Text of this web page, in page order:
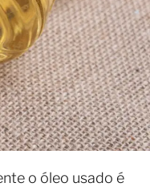
o óleo usado é